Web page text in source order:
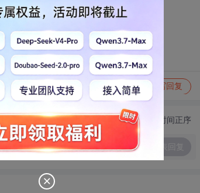
举报 写回复
切换为时间正序